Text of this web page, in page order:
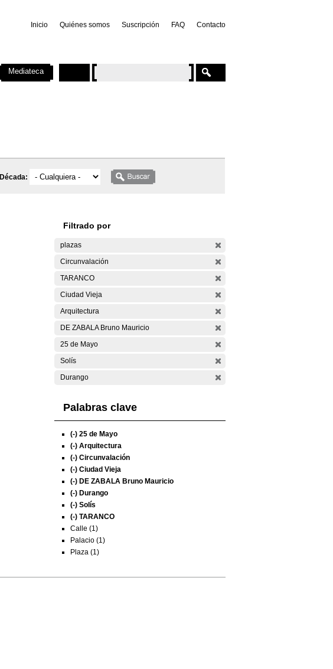
Inicio Quiénes somos Suscripción FAQ Contacto
Década:
Filtrado por
plazas
Circunvalación
TARANCO
Ciudad Vieja
Arquitectura
DE ZABALA Bruno Mauricio
25 de Mayo
Solís
Durango
Palabras clave
(-) 25 de Mayo
(-) Arquitectura
(-) Circunvalación
(-) Ciudad Vieja
(-) DE ZABALA Bruno Mauricio
(-) Durango
(-) Solís
(-) TARANCO
Calle (1)
Palacio (1)
Plaza (1)
Mediateca